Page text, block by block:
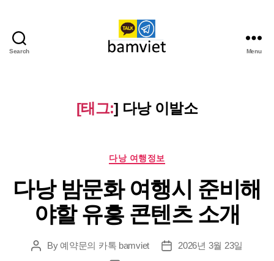
Search
라
오
황
투
어
Menu
[태그:] 다낭 이발소
Categories
다낭 여행정보
다낭 밤문화 여행시 준비해
야할 유흥 콘텐츠 소개
PostBy 예약문의 카톡 bamviet
Post2026년 3월 23일